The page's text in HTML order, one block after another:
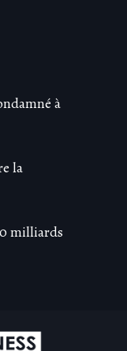
à
la
milliards